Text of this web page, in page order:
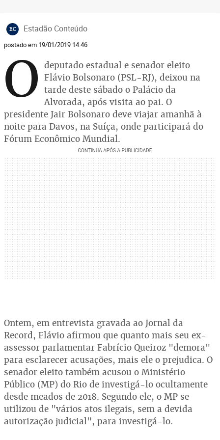
EC Estadão Conteúdo
postado em 19/01/2019 14:46
O deputado estadual e senador eleito
Flávio Bolsonaro (PSL-RJ), deixou na
tarde deste sábado o Palácio da
Alvorada, após visita ao pai. O
presidente Jair Bolsonaro deve viajar amanhã à
noite para Davos, na Suíça, onde participará do
Fórum Econômico Mundial.
Ontem, em entrevista gravada ao Jornal da
Record, Flávio afirmou que quanto mais seu ex-
assessor parlamentar Fabrício Queiroz "demora"
para esclarecer acusações, mais ele o prejudica. O
senador eleito também acusou o Ministério
Público (MP) do Rio de investigá-lo ocultamente
desde meados de 2018. Segundo ele, o MP se
utilizou de "vários atos ilegais, sem a devida
autorização judicial", para investigá-lo.